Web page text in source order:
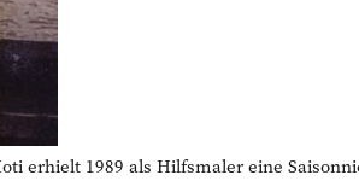
erhielt 1989 als Hilfsmaler eine